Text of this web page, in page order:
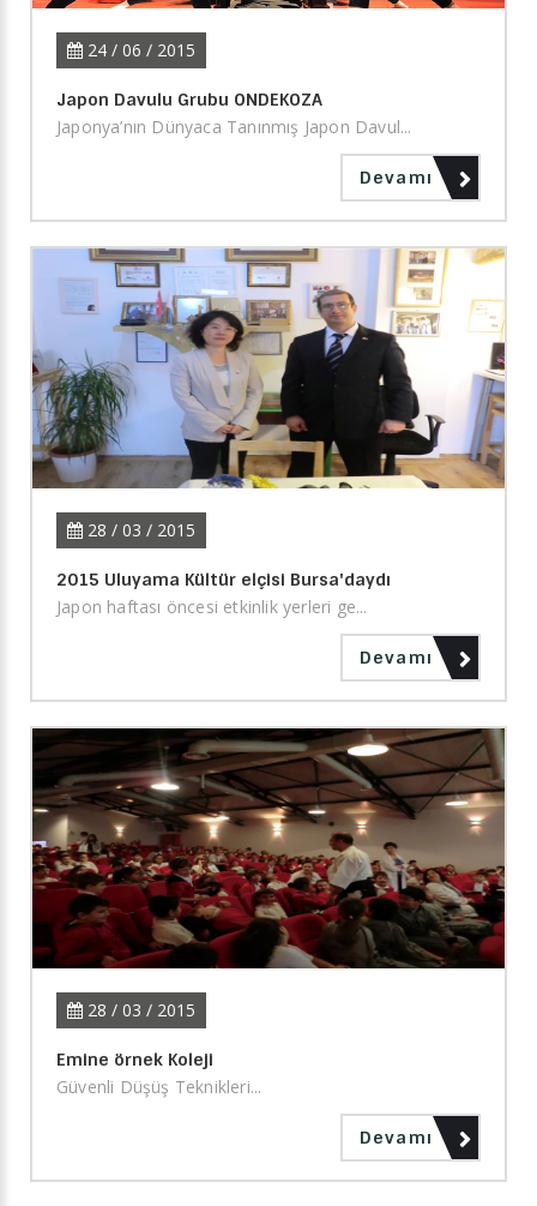
24 / 06 / 2015
Japon Davulu Grubu ONDEKOZA
Japonya’nın Dünyaca Tanınmış Japon Davul...
Devamı
28 / 03 / 2015
2015 Uluyama Kültür elçisi Bursa'daydı
Japon haftası öncesi etkinlik yerleri ge...
Devamı
28 / 03 / 2015
Emine örnek Koleji
Güvenli Düşüş Teknikleri...
Devamı